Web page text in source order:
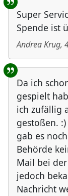
Super
Spende ist
Andrea Krug,
Da ich
gespielt
ich zufällig
gestoßen.
gab es
Behörde
Mail bei
jedoch
Nachricht